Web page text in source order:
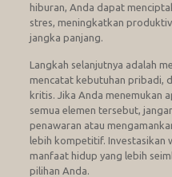
hiburan, Anda dapat
stres, meningkatkan
jangka panjang.
Langkah selanjutnya adalah
mencatat kebutuhan pribadi,
kritis. Jika Anda menemukan
semua elemen tersebut,
penawaran atau
lebih kompetitif. Investasikan
manfaat hidup yang lebih
pilihan Anda.